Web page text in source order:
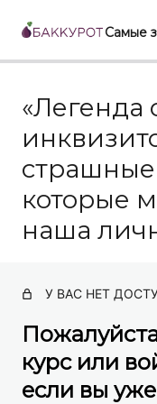
«Шинель». Как
погореть на
«Обломов».
реализоваться.
сценариев»
страшные
«Смерть Ивана
эвтаназии
«Вишнёвый сад»:
осколок рая
«Двенадцать»: С
«Легенда
страшные
которые
наша
У ВАС НЕТ
курс или
если вы